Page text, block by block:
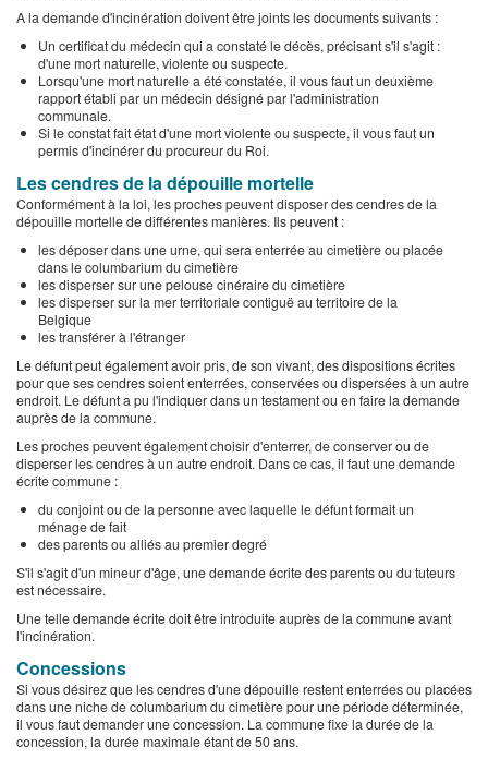
A la demande d'incinération doivent être joints les documents suivants :
Un certificat du médecin qui a constaté le décès, précisant s'il s'agit :
d'une mort naturelle, violente ou suspecte.
Lorsqu'une mort naturelle a été constatée, il vous faut un deuxième
rapport établi par un médecin désigné par l'administration
communale.
Si le constat fait état d'une mort violente ou suspecte, il vous faut un
permis d'incinérer du procureur du Roi.
Les cendres de la dépouille mortelle
Conformément à la loi, les proches peuvent disposer des cendres de la
dépouille mortelle de différentes manières. Ils peuvent :
les déposer dans une urne, qui sera enterrée au cimetière ou placée
dans le columbarium du cimetière
les disperser sur une pelouse cinéraire du cimetière
les disperser sur la mer territoriale contiguë au territoire de la
Belgique
les transférer à l'étranger
Le défunt peut également avoir pris, de son vivant, des dispositions écrites
pour que ses cendres soient enterrées, conservées ou dispersées à un autre
endroit. Le défunt a pu l'indiquer dans un testament ou en faire la demande
auprès de la commune.
Les proches peuvent également choisir d'enterrer, de conserver ou de
disperser les cendres à un autre endroit. Dans ce cas, il faut une demande
écrite commune :
du conjoint ou de la personne avec laquelle le défunt formait un
ménage de fait
des parents ou alliés au premier degré
S'il s'agit d'un mineur d'âge, une demande écrite des parents ou du tuteurs
est nécessaire.
Une telle demande écrite doit être introduite auprès de la commune avant
l'incinération.
Concessions
Si vous désirez que les cendres d'une dépouille restent enterrées ou placées
dans une niche de columbarium du cimetière pour une période déterminée,
il vous faut demander une concession. La commune fixe la durée de la
concession, la durée maximale étant de 50 ans.